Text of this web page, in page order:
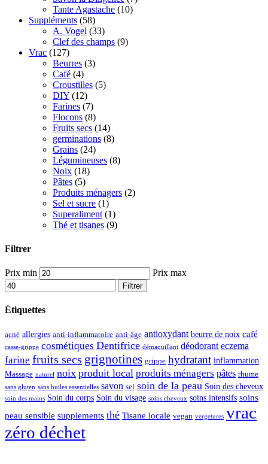
Tante Agastache (10)
Suppléments (58)
A. Vogel (33)
Clef des champs (9)
Vrac (127)
Beurres (3)
Café (4)
Croustilles (5)
DIY (12)
Farines (7)
Flocons (8)
Fruits secs (14)
germinations (8)
Grains (24)
Légumineuses (8)
Noix (18)
Pâtes (5)
Produits ménagers (2)
Sel et sucre (1)
Superaliment (1)
Thé et tisanes (9)
Filtrer
Prix min Prix max
Filtrer
Étiquettes
acné allergies anti-inflammatoire anti-âge antioxydant beurre de noix café
casse-grippe cosmétiques Dentifrice démaquillant déodorant eczema
farine fruits secs grignotines grippe hydratant inflammation
Massage naturel noix produit local produits ménagers pâtes rhume
sans gluten sans huiles essentielles savon sel soin de la peau Soin des cheveux
soin des mains Soin du corps Soin du visage soins cheveux soins intensifs soins
peau sensible supplements thé Tisane locale vegan vergetures vrac
zéro déchet